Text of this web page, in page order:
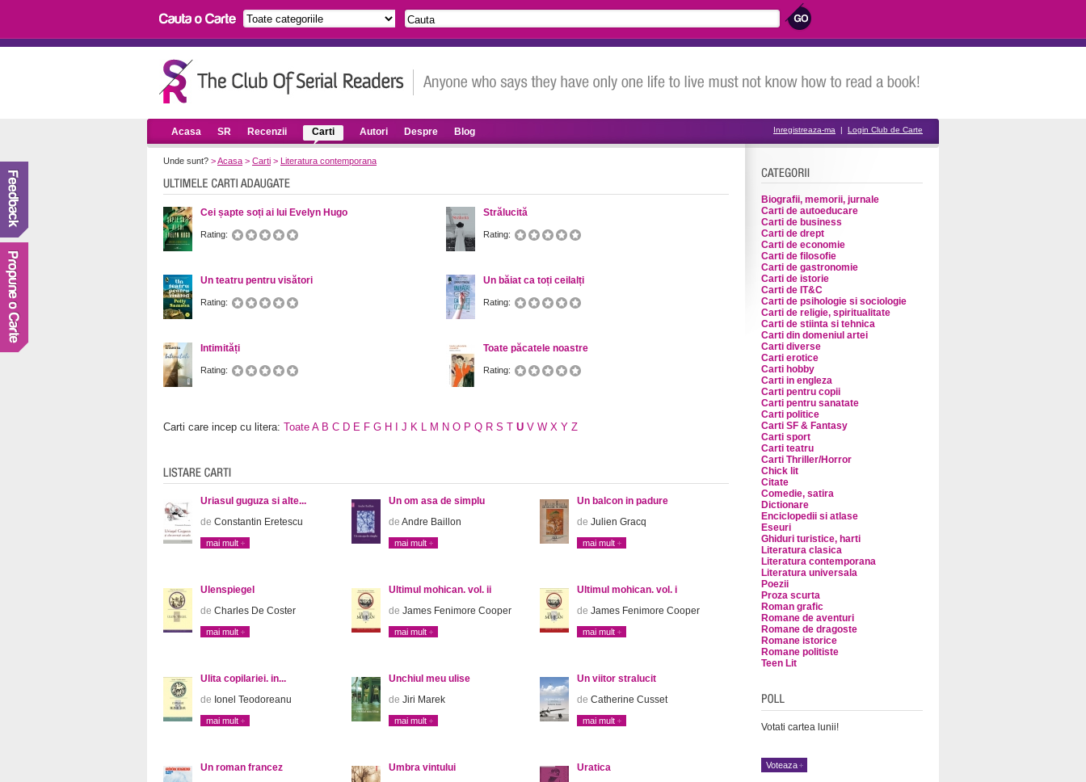
Acasa SR Recenzii Carti Autori Despre Blog Inregistreaza-ma | Login Club de Carte
Unde sunt? >Acasa > Carti > Literatura contemporana
Cei șapte soți ai lui Evelyn Hugo
Rating:
Un teatru pentru visători
Rating:
Intimități
Rating:
Strălucită
Rating:
Un băiat ca toți ceilalți
Rating:
Toate păcatele noastre
Rating:
Carti care incep cu litera: Toate A B C D E F G H J K L M N O P Q R S T U V W X Y Z
Uriasul guguza si alte...
de Constantin Eretescu
mai mult
Un om asa de simplu
de Andre Baillon
mai mult
Un balcon in padure
de Julien Gracq
mai mult
Ulenspiegel
de Charles De Coster
mai mult
Ultimul mohican. vol. ii
de James Fenimore Cooper
mai mult
Ultimul mohican. vol. i
de James Fenimore Cooper
mai mult
Ulita copilariei. in...
de Ionel Teodoreanu
mai mult
Unchiul meu ulise
de Jiri Marek
mai mult
Un viitor stralucit
de Catherine Cusset
mai mult
Un roman francez
Umbra vintului
Uratica
Biografii, memorii, jurnale
Carti de autoeducare
Carti de business
Carti de drept
Carti de economie
Carti de filosofie
Carti de gastronomie
Carti de istorie
Carti de IT&C
Carti de psihologie si sociologie
Carti de religie, spiritualitate
Carti de stiinta si tehnica
Carti din domeniul artei
Carti diverse
Carti erotice
Carti hobby
Carti in engleza
Carti pentru copii
Carti pentru sanatate
Carti politice
Carti SF & Fantasy
Carti sport
Carti teatru
Carti Thriller/Horror
Chick lit
Citate
Comedie, satira
Dictionare
Enciclopedii si atlase
Eseuri
Ghiduri turistice, harti
Literatura clasica
Literatura contemporana
Literatura universala
Poezii
Proza scurta
Roman grafic
Romane de aventuri
Romane de dragoste
Romane istorice
Romane politiste
Teen Lit
Votati cartea lunii!